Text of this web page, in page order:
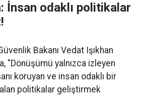
İnsan odaklı politikalar
Bakanı Vedat Işıkhan
"Dönüşümü yalnızca izleyen
koruyan ve insan odaklı bir
politikalar geliştirmek